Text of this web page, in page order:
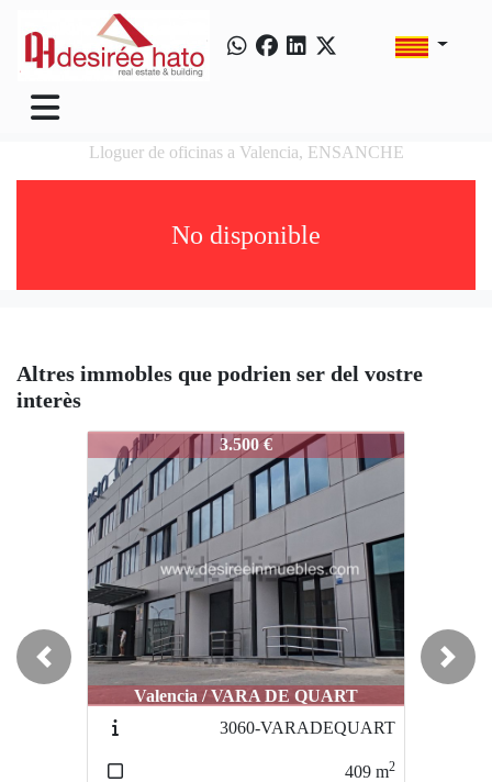
Lloguer de oficinas a Valencia, ENSANCHE
No disponible
Altres immobles que podrien ser del vostre
interès
3861-MARQUESDELTURIA
3.500 €
Valencia / VARA DE QUART
3060-VARADEQUART
409 m2
Previous Next